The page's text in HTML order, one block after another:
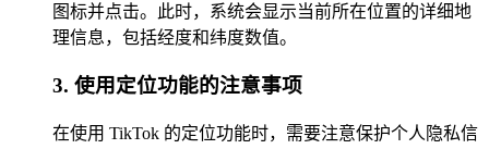
图标并点击。此时，系统会显示当前所在位置的详细地
理信息，包括经度和纬度数值。
3. 使用定位功能的注意事项
在使用 TikTok 的定位功能时，需要注意保护个人隐私信